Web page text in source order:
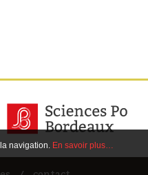
navigation. En savoir plus…